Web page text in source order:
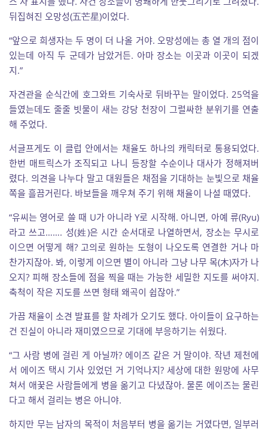
뒤집혀진 오망성(五芒星)이었다.
“앞으로 희생자는 두 명이 더 나올 거야. 오망성에는 총 열 개의 점이
있는데 아직 두 군데가 남았거든. 아마 장소는 이곳과 이곳이 되겠
지.”
자견관을 순식간에 호그와트 기숙사로 뒤바꾸는 말이었다. 25억을
들였는데도 줄줄 빗물이 새는 강당 천장이 그럴싸한 분위기를 연출
해 주었다.
서글프게도 이 클럽 안에서는 채율도 하나의 캐릭터로 통용되었다.
한번 매트릭스가 조직되고 나니 등장할 수순이나 대사가 정해져버
렸다. 의견을 나누다 말고 대원들은 채점을 기대하는 눈빛으로 채율
쪽을 흘끔거린다. 바보들을 깨우쳐 주기 위해 채율이 나설 때였다.
“유씨는 영어로 쓸 때 U가 아니라 Y로 시작해. 아니면, 아예 류(Ryu)
라고 쓰고……. 성(姓)은 시간 순서대로 나열하면서, 장소는 무시로
이으면 어떻게 해? 고의로 원하는 도형이 나오도록 연결한 거나 마
찬가지잖아. 봐, 이렇게 이으면 별이 아니라 그냥 나무 목(木)자가 나
오지? 피해 장소들에 점을 찍을 때는 가능한 세밀한 지도를 써야지.
축척이 작은 지도를 쓰면 형태 왜곡이 쉽잖아.”
가끔 채율이 소견 발표를 할 차례가 오기도 했다. 아이들이 요구하는
건 진실이 아니라 재미였으므로 기대에 부응하기는 쉬웠다.
“그 사람 병에 걸린 게 아닐까? 에이즈 같은 거 말이야. 작년 제천에
서 에이즈 택시 기사 있었던 거 기억나지? 세상에 대한 원망에 사무
쳐서 애꿎은 사람들에게 병을 옮기고 다녔잖아. 물론 에이즈는 물린
다고 해서 걸리는 병은 아니야.
하지만 무는 남자의 목적이 처음부터 병을 옮기는 거였다면, 일부러